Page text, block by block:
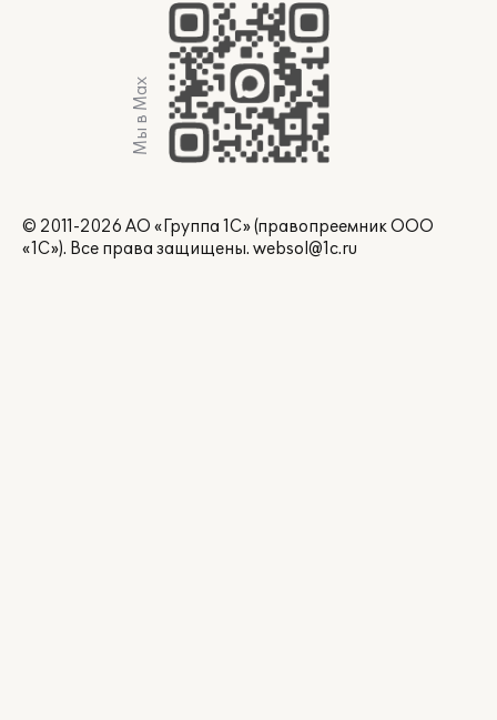
Мы в Max
© 2011-2026 АО «Группа 1С» (правопреемник ООО
«1С»). Все права защищены. websol@1c.ru